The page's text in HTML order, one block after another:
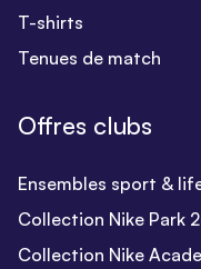
T-shirts
Tenues de match
Offres clubs
Ensembles sport &
Collection Nike Park
Collection Nike